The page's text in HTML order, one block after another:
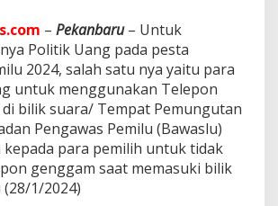
u
k
M
e
m
b
a
w
a
H
a
– Pekanbaru– Untuk
Politik Uang pada pesta
2024, salah satu nya yaitu para
untuk menggunakan Telepon
bilik suara/ Tempat Pemungutan
Pengawas Pemilu (Bawaslu)
para pemilih untuk tidak
genggam saat memasuki bilik
1/2024)